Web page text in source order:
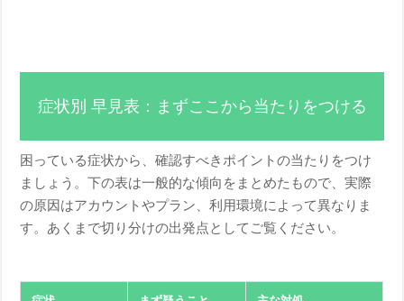
症状別 早見表：まずここから当たりをつける
困っている症状から、確認すべきポイントの当たりをつけ
ましょう。下の表は一般的な傾向をまとめたもので、実際
の原因はアカウントやプラン、利用環境によって異なりま
す。あくまで切り分けの出発点としてご覧ください。